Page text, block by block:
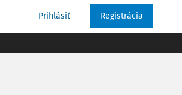
Prihlásiť Registrácia